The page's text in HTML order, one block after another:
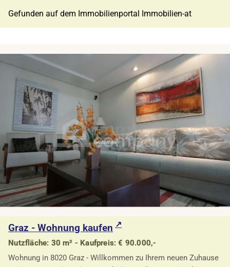
Gefunden auf dem Immobilienportal Immobilien-at
Graz - Wohnung kaufen
Nutzfläche: 30 m² - Kaufpreis: € 90.000,-
Wohnung in 8020 Graz - Willkommen zu Ihrem neuen Zuhause